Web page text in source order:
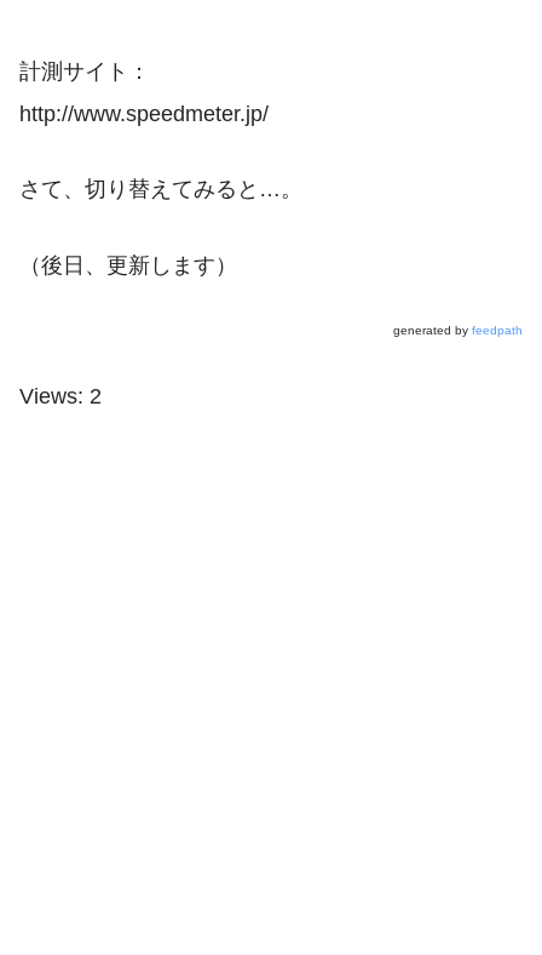
計測サイト：
http://www.speedmeter.jp/
さて、切り替えてみると…。
（後日、更新します）
generated by feedpath
Views: 2